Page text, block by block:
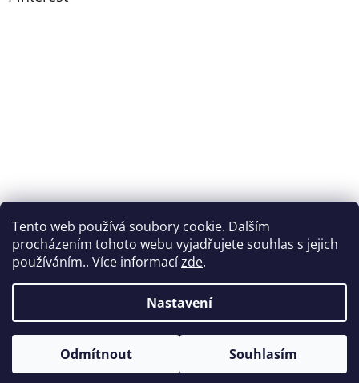
Tento web používá soubory cookie. Dalším
procházením tohoto webu vyjadřujete souhlas s jejich
používáním.. Více informacízde.
Nastavení
Odmítnout Souhlasím
Vytvořil Shoptet
Copyright 2026Nabytek-vencl.cz . Všechna práva vyhrazena.